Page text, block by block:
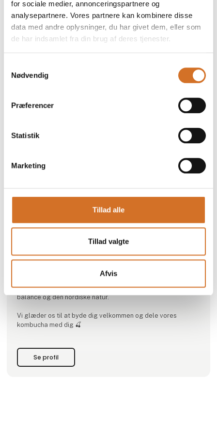
for sociale medier, annonceringspartnere og
analysepartnere. Vores partnere kan kombinere disse
data med andre oplysninger, du har givet dem, eller som
de har indsamlet fra din brug af deres tjenester.
Nødvendig
Præferencer
Statistik
Marketing
Tillad alle
Tillad valgte
Afvis
Foodexpo
Produktet er medbragt på messen
Dette produkt kan opleves på udstillerens stand på messen
Nordisk Kombucha
Nordisk Kombucha er et dansk bryggeri, der producerer
nordiske planter og bær.
Vi forener traditionelt håndværk med moderne smag og
skaber levende, fermenterede drikke med fokus på kvalitet,
balance og den nordiske natur.
Vi glæder os til at byde dig velkommen og dele vores
kombucha med dig 🍒
Se profil